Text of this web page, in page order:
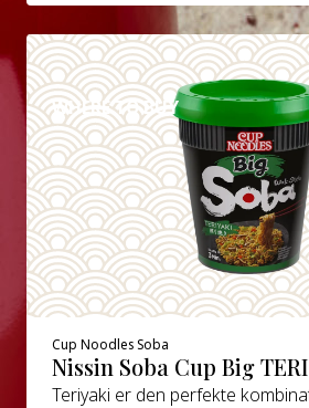
WHERE TO BUY
DETAILS
Cup Noodles Soba
Nissin Soba Cup Big
Teriyaki er den perfekte